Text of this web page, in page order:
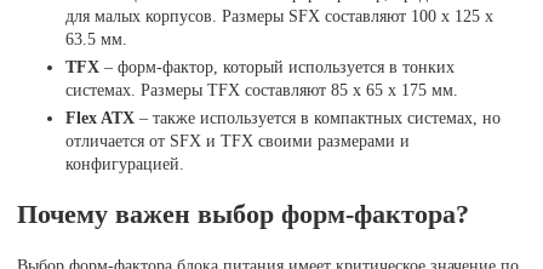
для малых корпусов. Размеры SFX составляют 100 x 125 x
63.5 мм.
TFX – форм-фактор, который используется в тонких
системах. Размеры TFX составляют 85 x 65 x 175 мм.
Flex ATX – также используется в компактных системах, но
отличается от SFX и TFX своими размерами и
конфигурацией.
Почему важен выбор форм-фактора?